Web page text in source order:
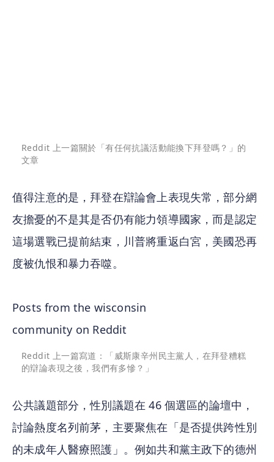
Reddit 上一篇關於「有任何抗議活動能換下拜登嗎？」的
文章
值得注意的是，拜登在辯論會上表現失常，部分網
友擔憂的不是其是否仍有能力領導國家，而是認定
這場選戰已提前結束，川普將重返白宮，美國恐再
度被仇恨和暴力吞噬。
Posts from the wisconsin
community on Reddit
Reddit 上一篇寫道：「威斯康辛州民主黨人，在拜登糟糕
的辯論表現之後，我們有多慘？」
公共議題部分，性別議題在 46 個選區的論壇中，
討論熱度名列前茅，主要聚焦在「是否提供跨性別
的未成年人醫療照護」。例如共和黨主政下的德州